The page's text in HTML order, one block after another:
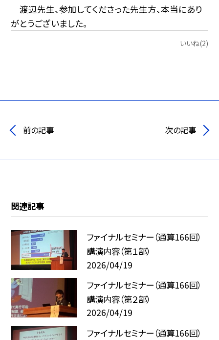
渡辺先生、参加してくださった先生方、本当にあり
がとうございました。
いいね(2)
前の記事 次の記事
関連記事
ファイナルセミナー（通算166回）
講演内容（第１部）
2026/04/19
ファイナルセミナー（通算166回）
講演内容（第２部）
2026/04/19
ファイナルセミナー（通算166回）